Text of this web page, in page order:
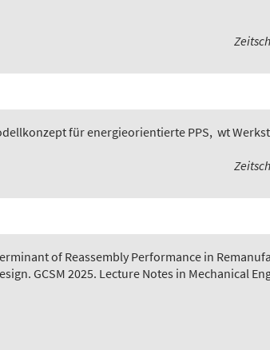
für energieorientierte PPS, wt
of Reassembly Performance in
GCSM 2025. Lecture Notes in Mechanical